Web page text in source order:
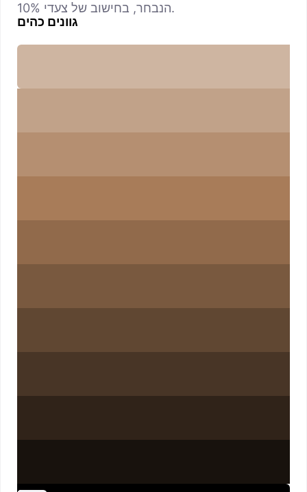
הנבחר, בחישוב של צעדי 10%.
גוונים כהים